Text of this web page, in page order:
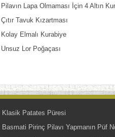
Pilavın Lapa Olmaması İçin 4 Altın
Çıtır Tavuk Kızartması
Kolay Elmalı Kurabiye
Unsuz Lor Poğaçası
Klasik Patates Püresi
Basmati Pirinç Pilavı Yapmanın Püf